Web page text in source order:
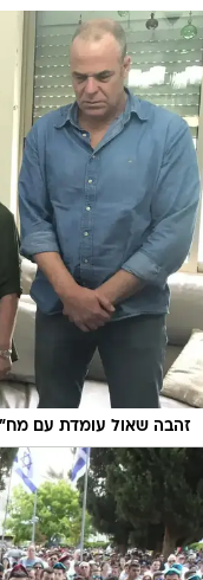
זהבה שאול עומדת עם מח"ט